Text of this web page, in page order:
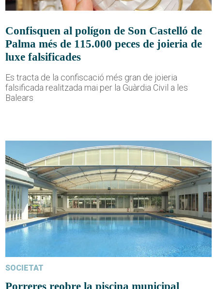
Confisquen al polígon de Son Castelló de
Palma més de 115.000 peces de joieria de
luxe falsificades
Es tracta de la confiscació més gran de joieria
falsificada realitzada mai per la Guàrdia Civil a les
Balears
SOCIETAT
Porreres reobre la piscina municipal